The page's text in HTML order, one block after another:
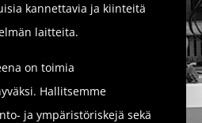
kannettavia ja kiinteitä
laitteita.
on toimia
Hallitsemme
ja ympäristöriskejä sekä